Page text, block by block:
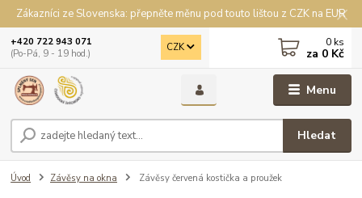
Zákazníci ze Slovenska: přepněte měnu pod touto lištou z CZK na EUR
Menu
CZK
Hledat
+420 722 943 071
(Po-Pá, 9 - 19 hod.)
0 ks
za 0 Kč
Úvod Závěsy na okna Závěsy červená kostička a proužek